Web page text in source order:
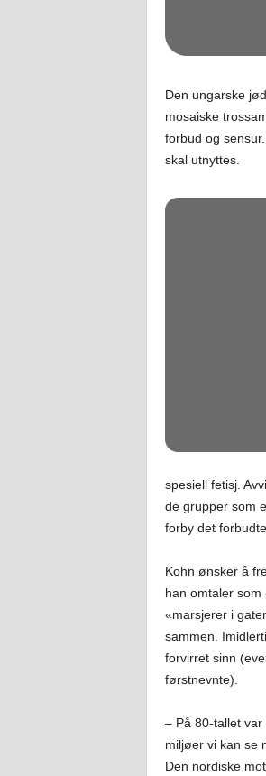
Den ungarske
mosaiske
forbud og
skal utnyttes.
spesiell fetisj.
de grupper som
forby det forbudte.
Kohn ønsker å
han omtaler
«marsjerer i
sammen.
forvirret sinn
førstnevnte).
– På 80-tallet
miljøer vi kan se
Den nordiske